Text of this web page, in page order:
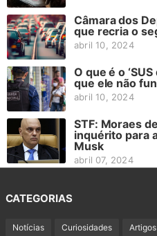
Câmara dos
que recria o
abril 10, 2024
O que é o
que ele não
abril 10, 2024
STF: Moraes
inquérito para
Musk
abril 07, 2024
CATEGORIAS
Notícias Curiosidades Artigos